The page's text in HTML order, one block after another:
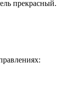
прекрасный.